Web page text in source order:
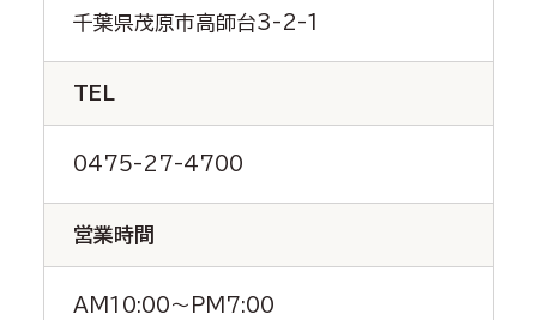
千葉県茂原市高師台3-2-1
TEL
0475-27-4700
営業時間
AM10:00～PM7:00